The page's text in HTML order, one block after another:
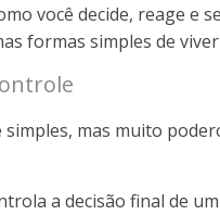
você decide, reage e
formas simples de
mas muito
a decisão final de